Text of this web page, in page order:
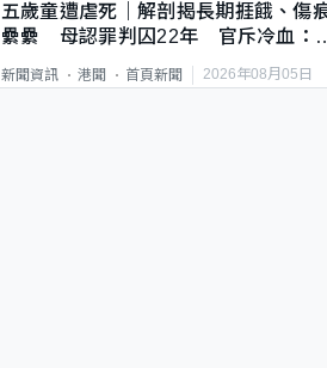
五歲童遭虐死｜解剖揭長期捱餓、傷
纍纍 母認罪判囚22年 官斥冷血：
新聞資訊 港聞 首頁新聞 2026年08月05日